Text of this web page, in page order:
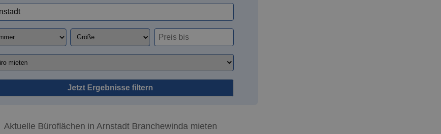
Jetzt Ergebnisse filtern
Aktuelle Büroflächen in Arnstadt Branchewinda mieten